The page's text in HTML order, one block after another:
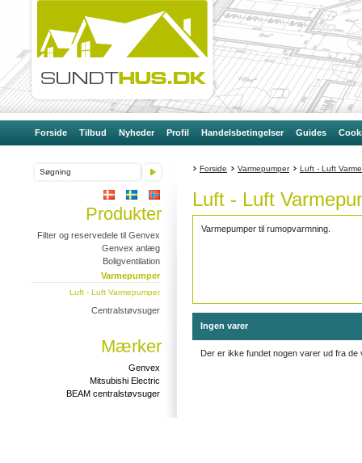
Forside Tilbud Nyheder Profil Handelsbetingelser Guides
Produkter
Filter og reservedele til Genvex
Genvex anlæg
Boligventilation
Varmepumper
Luft - Luft Varmepumper
Centralstøvsuger
Mærker
Genvex
Mitsubishi Electric
BEAM centralstøvsuger
Forside Varmepumper Luft - Luft
Luft - Luft
Varmepumper til rumopvarmning.
Ingen varer
Der er ikke fundet nogen varer ud fra de